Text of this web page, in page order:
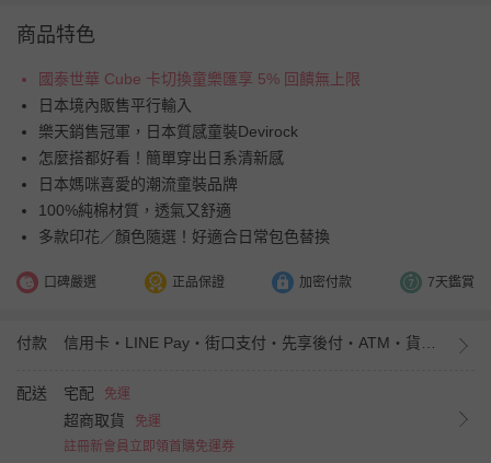
商品特色
國泰世華 Cube 卡切換童樂匯享 5% 回饋無上限
日本境內販售平行輸入
樂天銷售冠軍，日本質感童裝Devirock
怎麼搭都好看！簡單穿出日系清新感
日本媽咪喜愛的潮流童裝品牌
100%純棉材質，透氣又舒適
多款印花／顏色隨選！好適合日常包色替換
口碑嚴選 正品保證 加密付款 7天鑑賞
付款
配送 宅配 免運
超商取貨
免運
註冊新會員立即領首購免運券